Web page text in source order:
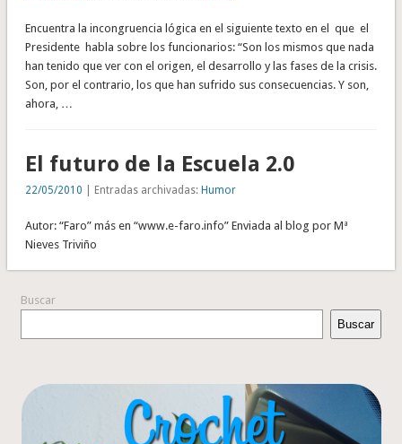
Encuentra la incongruencia lógica en el siguiente texto en el que el
Presidente habla sobre los funcionarios: “Son los mismos que nada
han tenido que ver con el origen, el desarrollo y las fases de la crisis.
Son, por el contrario, los que han sufrido sus consecuencias. Y son,
ahora, …
El futuro de la Escuela 2.0
22/05/2010 | Entradas archivadas: Humor
Autor: “Faro” más en “www.e-faro.info” Enviada al blog por Mª
Nieves Triviño
Buscar
Buscar